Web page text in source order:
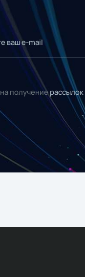
на получениерассылок